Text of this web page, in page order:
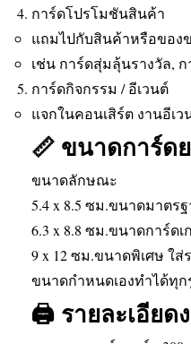
การ์ดโปรโมชันสินค้า
แถมไปกับสินค้าหรือของ
เช่น การ์ดสุ่มลุ้นรางวัล,
การ์ดกิจกรรม / อีเวนต์
แจกในคอนเสิร์ต งานอีเว
📏 ขนาดการ์ด
ขนาดลักษณะ
5.4 x 8.5 ซม.ขนาดมาตร
6.3 x 8.8 ซม.ขนาดการ์ดเ
9 x 12 ซม.ขนาดพิเศษ ใส่
ขนาดกำหนดเองทำได้ทุก
🖨️ รายละเอียด